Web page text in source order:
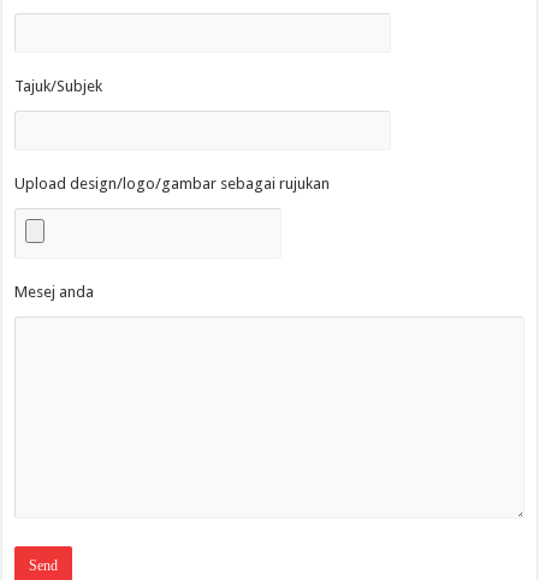
Tajuk/Subjek
Upload design/logo/gambar sebagai rujukan
Mesej anda